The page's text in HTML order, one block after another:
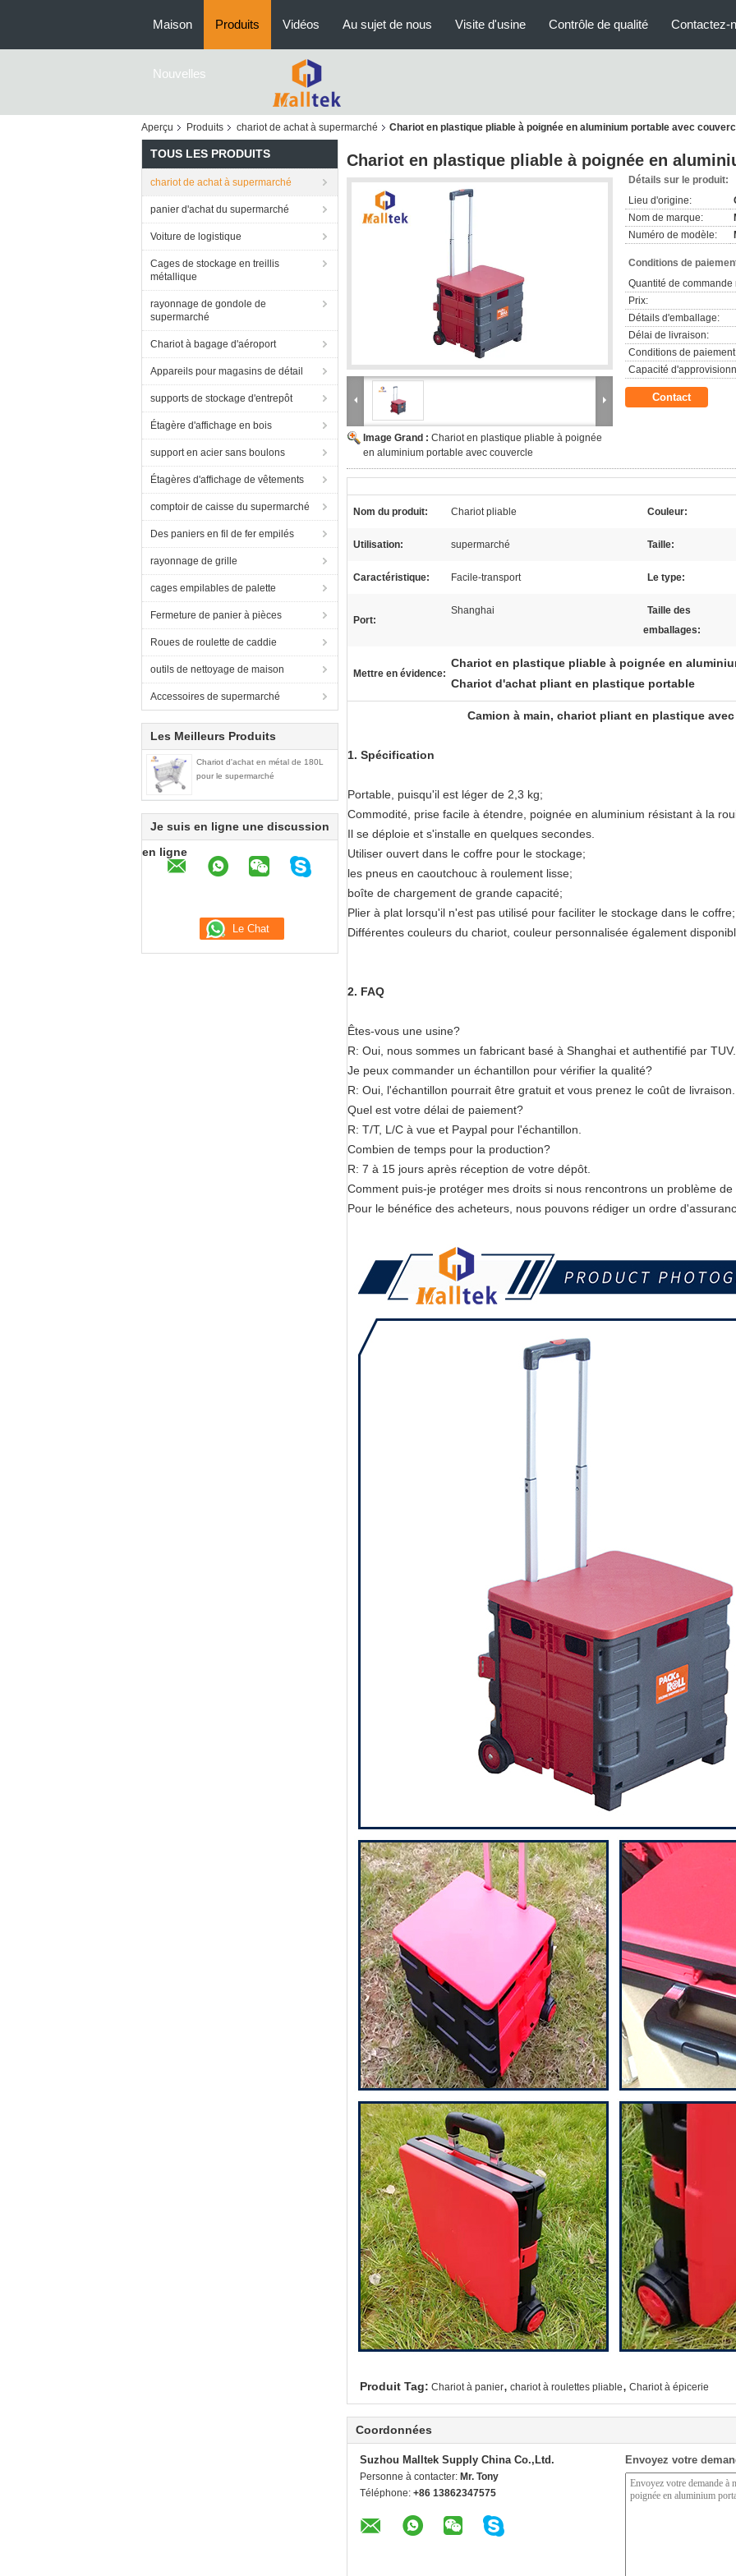
Maison Produits Vidéos Au sujet de nous Visite d'usine Contrôle de qualité Contactez-
Nouvelles
Aperçu Produits chariot de achat à supermarché Chariot en plastique pliable à poignée en aluminium portable avec
TOUS LES PRODUITS
chariot de achat à supermarché
panier d'achat du supermarché
Voiture de logistique
Cages de stockage en treillis
métallique
rayonnage de gondole de
supermarché
Chariot à bagage d'aéroport
Appareils pour magasins de détail
supports de stockage d'entrepôt
Étagère d'affichage en bois
support en acier sans boulons
Étagères d'affichage de vêtements
comptoir de caisse du supermarché
Des paniers en fil de fer empilés
rayonnage de grille
cages empilables de palette
Fermeture de panier à pièces
Roues de roulette de caddie
outils de nettoyage de maison
Accessoires de supermarché
Les Meilleurs Produits
Chariot d'achat en métal de 180L
pour le supermarché
Je suis en ligne une discussion
en ligne
Chariot en plastique pliable à poignée en
Image Grand : Chariot en plastique pliable à poignée
en aluminium portable avec couvercle
Détails sur le produit:
Lieu d'origine:
Nom de marque:
Numéro de modèle:
Conditions de
Quantité de commande
Prix:
Détails d'emballage:
Délai de livraison:
Conditions de
Capacité
Contact
Nom du produit: Chariot pliable Couleur:
Utilisation: supermarché Taille:
Caractéristique: Facile-transport Le type:
Port:
Shanghai
Taille des
emballages:
Mettre en évidence:
Chariot en plastique pliable à poignée en
Chariot d'achat pliant en plastique portable
Camion à main, chariot pliant en plastique
1. Spécification
Portable, puisqu'il est léger de 2,3 kg;
Commodité, prise facile à étendre, poignée en aluminium résistant à la
Il se déploie et s'installe en quelques secondes.
Utiliser ouvert dans le coffre pour le stockage;
les pneus en caoutchouc à roulement lisse;
boîte de chargement de grande capacité;
Plier à plat lorsqu'il n'est pas utilisé pour faciliter le stockage dans le coffre;
Différentes couleurs du chariot, couleur personnalisée également
2. FAQ
Êtes-vous une usine?
R: Oui, nous sommes un fabricant basé à Shanghai et authentifié par TUV.
Je peux commander un échantillon pour vérifier la qualité?
R: Oui, l'échantillon pourrait être gratuit et vous prenez le coût de livraison.
Quel est votre délai de paiement?
R: T/T, L/C à vue et Paypal pour l'échantillon.
Combien de temps pour la production?
R: 7 à 15 jours après réception de votre dépôt.
Comment puis-je protéger mes droits si nous rencontrons un problème de
Pour le bénéfice des acheteurs, nous pouvons rédiger un ordre
Produit Tag: Chariot à panier, chariot à roulettes pliable, Chariot à épicerie
Coordonnées
Suzhou Malltek Supply China Co.,Ltd.
Personne à contacter: Mr. Tony
Téléphone: +86 13862347575
Envoyez votre